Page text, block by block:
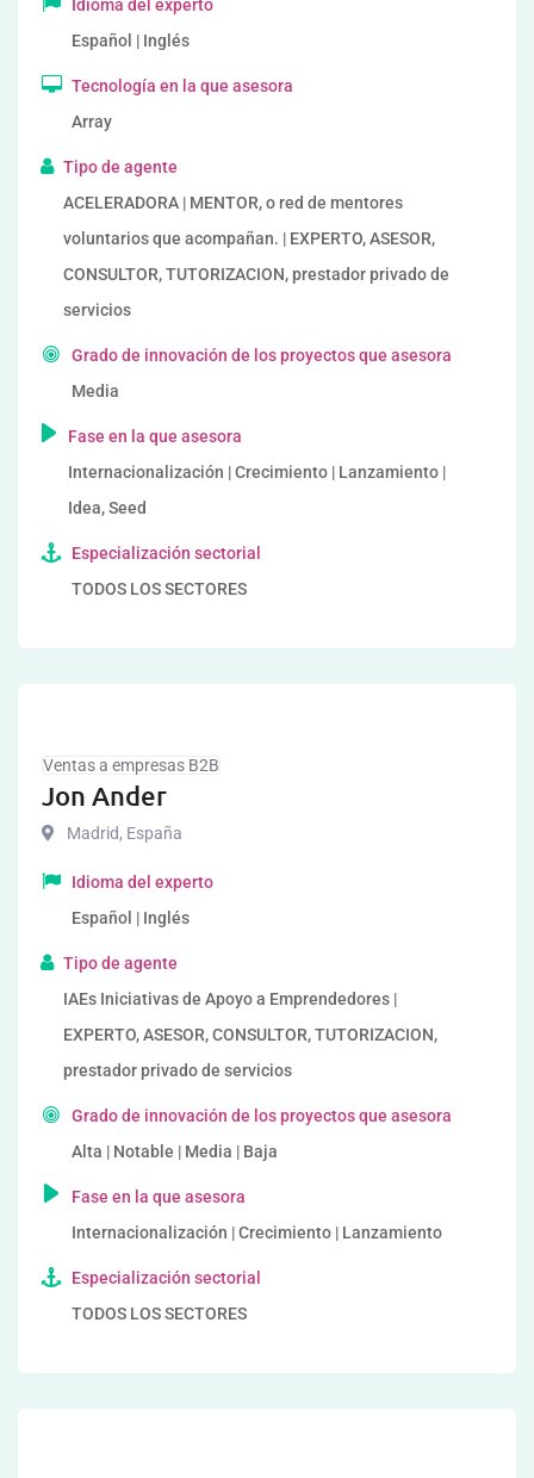
Idioma del experto
Español | Inglés
Tecnología en la que asesora
Array
Tipo de agente
ACELERADORA | MENTOR, o red de mentores
voluntarios que acompañan. | EXPERTO, ASESOR,
CONSULTOR, TUTORIZACION, prestador privado de
servicios
Grado de innovación de los proyectos que asesora
Media
Fase en la que asesora
Internacionalización | Crecimiento | Lanzamiento |
Idea, Seed
Especialización sectorial
TODOS LOS SECTORES
Ventas a empresas B2B
Jon Ander
Madrid, España
Idioma del experto
Español | Inglés
Tipo de agente
IAEs Iniciativas de Apoyo a Emprendedores |
EXPERTO, ASESOR, CONSULTOR, TUTORIZACION,
prestador privado de servicios
Grado de innovación de los proyectos que asesora
Alta | Notable | Media | Baja
Fase en la que asesora
Internacionalización | Crecimiento | Lanzamiento
Especialización sectorial
TODOS LOS SECTORES